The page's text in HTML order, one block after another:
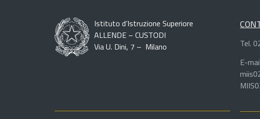
Istituto d’Istruzione Superiore
ALLENDE – CUSTODI
Via U. Dini, 7 – Milano
Tel.
E-